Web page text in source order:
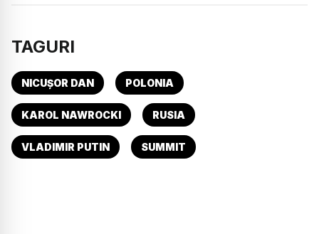
TAGURI
NICUȘOR DAN POLONIA
KAROL NAWROCKI RUSIA
VLADIMIR PUTIN SUMMIT